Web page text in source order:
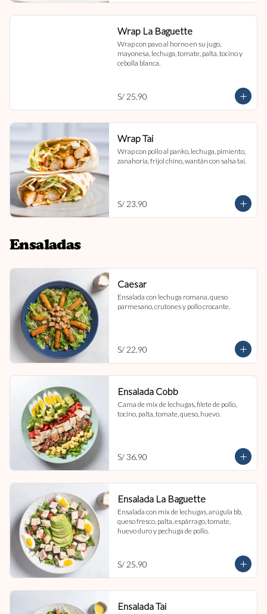
Wrap La Baguette
Wrap con pavo al horno en su jugo,
mayonesa, lechuga, tomate, palta, tocino y
cebolla blanca.
S/ 25.90
Wrap Tai
Wrap con pollo al panko, lechuga, pimiento,
zanahoria, frijol chino, wantán con salsa tai.
S/ 23.90
Ensaladas
Caesar
Ensalada con lechuga romana, queso
parmesano, crutones y pollo crocante.
S/ 22.90
Ensalada Cobb
Cama de mix de lechugas, filete de pollo,
tocino, palta, tomate, queso, huevo.
S/ 36.90
Ensalada La Baguette
Ensalada con mix de lechugas, arúgula bb,
queso fresco, palta, espárrago, tomate,
huevo duro y pechuga de pollo.
S/ 25.90
Ensalada Tai